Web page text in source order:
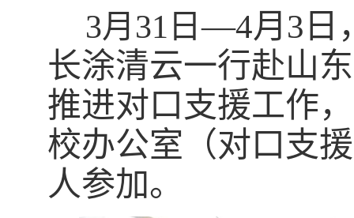
3月31日—4月3日
长涂清云一行赴山
推进对口支援工作
校办公室（对口支
人参加。